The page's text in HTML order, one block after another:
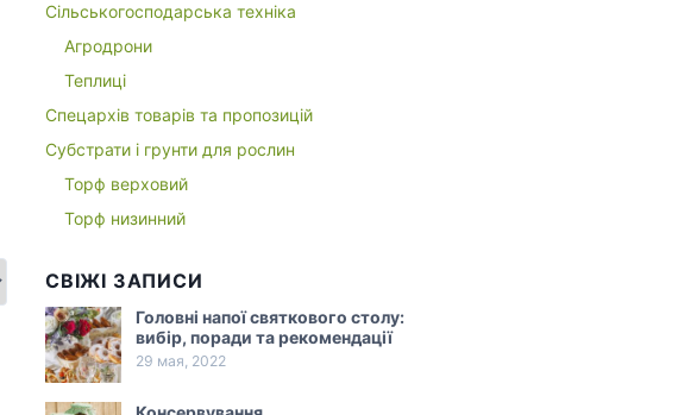
Сільськогосподарська техніка
Агродрони
Теплиці
Спецархів товарів та пропозицій
Субстрати і грунти для рослин
Торф верховий
Торф низинний
СВІЖІ ЗАПИСИ
Головні напої святкового столу:
вибір, поради та рекомендації
29 мая, 2022